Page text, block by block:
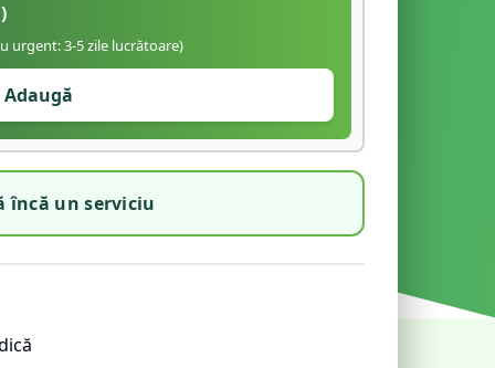
urgent: 3-5 zile lucrătoare)
Adaugă
încă un serviciu